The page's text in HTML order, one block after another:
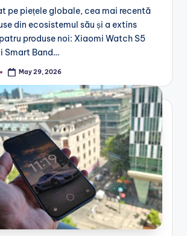
pe piețele globale, cea mai recentă
din ecosistemul său și a extins
produse noi: Xiaomi Watch S5
Smart Band…
May 29, 2026